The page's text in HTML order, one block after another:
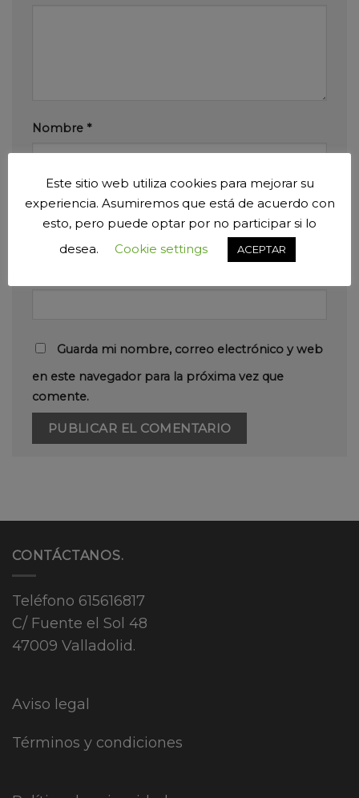
Nombre *
Correo electrónico*
Guarda mi nombre, correo electrónico y web
en este navegador para la próxima vez que
comente.
CONTÁCTANOS.
Teléfono 615616817
C/ Fuente el Sol 48
47009 Valladolid.
Aviso legal
Términos y condiciones
Este sitio web utiliza cookies para mejorar su
experiencia. Asumiremos que está de acuerdo con
esto, pero puede optar por no participar si lo
desea.
Cookie settings ACEPTAR